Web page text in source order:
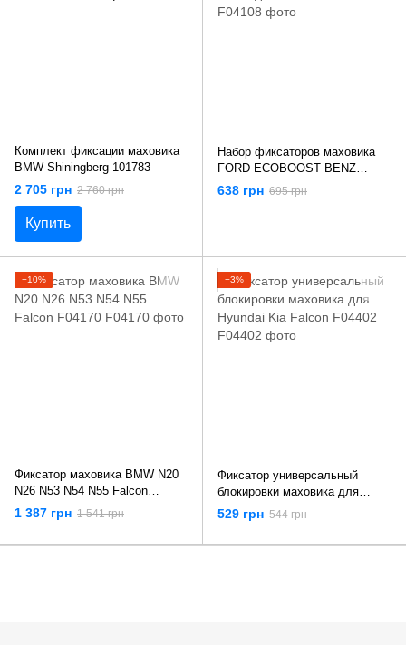
Комплект фиксации маховика
BMW Shiningberg 101783
2 705 грн 2 760 грн
Купить
Набор фиксаторов маховика
FORD ECOBOOST BENZ
дизель Falcon F04108
638 грн 695 грн
−10%
Фиксатор маховика BMW N20
N26 N53 N54 N55 Falcon
F04170
1 387 грн 1 541 грн
−3%
Фиксатор универсальный
блокировки маховика для
Hyundai Kia Falcon F04402
529 грн 544 грн